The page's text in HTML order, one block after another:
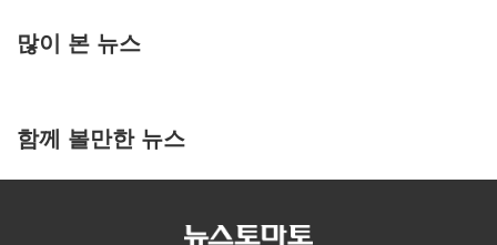
많이 본 뉴스
함께 볼만한 뉴스